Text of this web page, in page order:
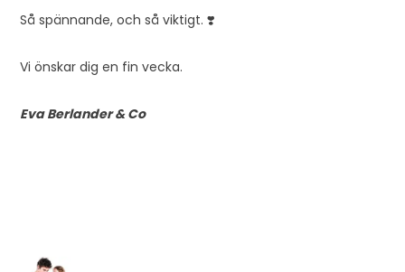
Så spännande, och så viktigt. ❣️
Vi önskar dig en fin vecka.
Eva Berlander & Co